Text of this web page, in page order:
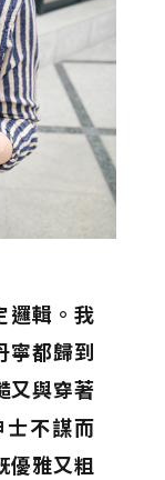
邏輯。我
寧都歸到
又與穿著
不謀而
優雅又粗